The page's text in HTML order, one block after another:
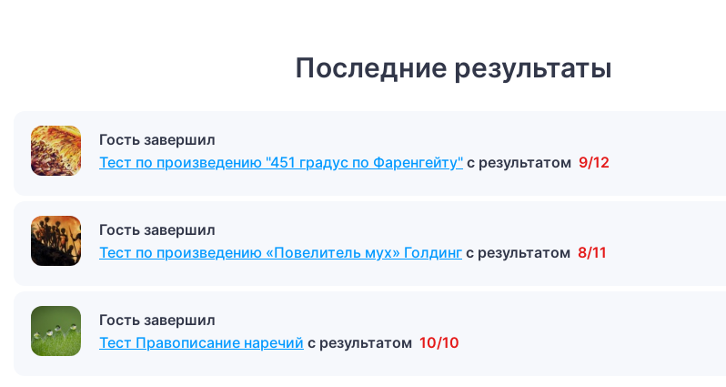
Последние результаты
Гость завершил
Тест по произведению "451 градус по Фаренгейту" с результатом 9/12
Гость завершил
Тест по произведению «Повелитель мух» Голдинг с результатом 8/11
Гость завершил
Тест Правописание наречий с результатом 10/10